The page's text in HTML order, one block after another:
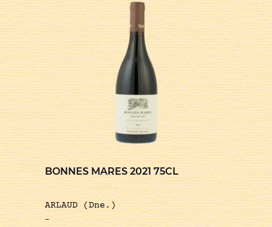
BONNES MARES 2021 75CL
ARLAUD (Dne.)
-